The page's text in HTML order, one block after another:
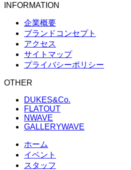
INFORMATION
企業概要
ブランドコンセプト
アクセス
サイトマップ
プライバシーポリシー
OTHER
DUKES&Co.
FLATOUT
NWAVE
GALLERYWAVE
ホーム
イベント
スタッフ